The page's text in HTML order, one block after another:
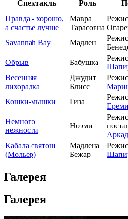
Спектакль Роль
Правда - хорошо,
а счастье лучше
Мавра
Тарасовна
Savannah Bay
Мадлен
Обрыв
Бабушка
Весенняя
лихорадка
Джудит
Блисс
Кошки-мышки
Гиза
Немного
нежности
Ноэми
Кабала святош
(Мольер)
Мадлена
Бежар
Галерея
Галерея